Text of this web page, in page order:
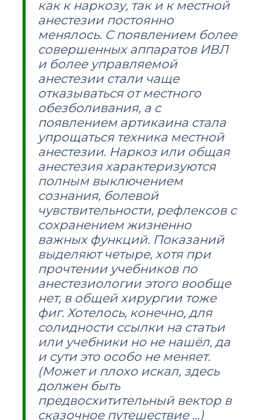
как к наркозу, так и к местной
анестезии постоянно
менялось. С появлением более
совершенных аппаратов ИВЛ
и более управляемой
анестезии стали чаще
отказываться от местного
обезболивания, а с
появлением артикаина стала
упрощаться техника местной
анестезии. Наркоз или общая
анестезия характеризуются
полным выключением
сознания, болевой
чувствительности, рефлексов с
сохранением жизненно
важных функций. Показаний
выделяют четыре, хотя при
прочтении учебников по
анестезиологии этого вообще
нет, в общей хирургии тоже
фиг. Хотелось, конечно, для
солидности ссылки на статьи
или учебники но не нашёл, да
и сути это особо не меняет.
(Может и плохо искал, здесь
должен быть
предвосхитительный вектор в
сказочное путешествие …)